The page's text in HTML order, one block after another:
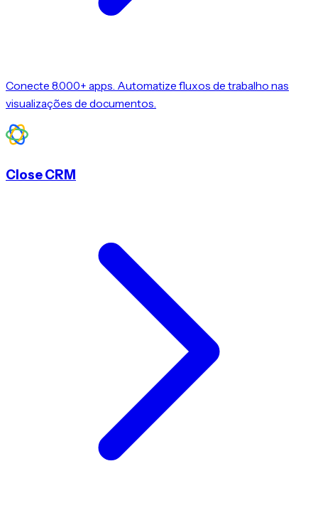
Conecte 8.000+ apps. Automatize fluxos de trabalho nas
visualizações de documentos.
Close CRM